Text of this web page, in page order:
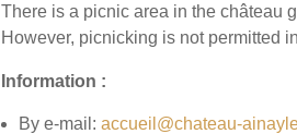
There is a picnic area in the château
However, picnicking is not permitted
Information :
By e-mail: accueil@chateau-